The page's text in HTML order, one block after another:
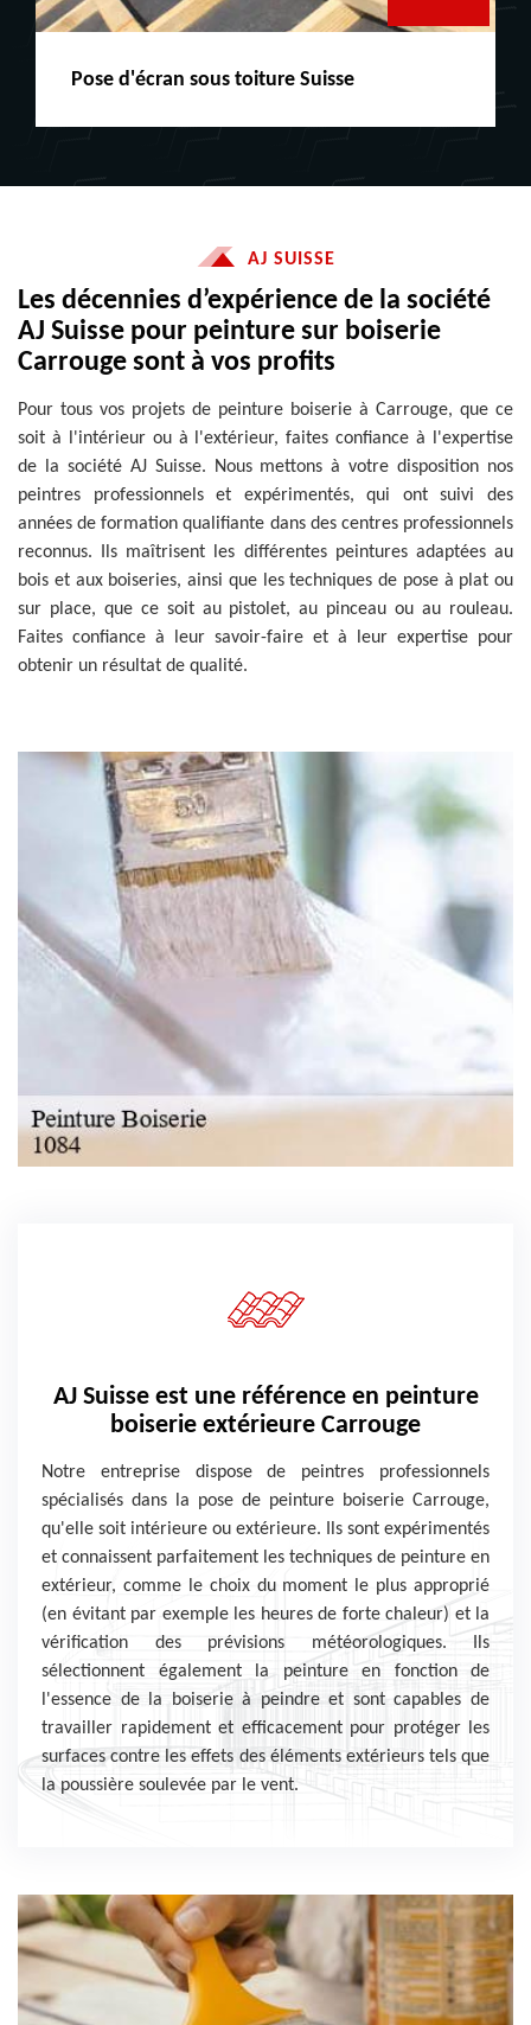
Peinture boiserie LE
AJ SUISSE
Les décennies d’expérience de la société
AJ Suisse pour peinture sur boiserie
Carrouge sont à vos profits
Pour tous vos projets de peinture boiserie à Carrouge, que ce
soit à l'intérieur ou à l'extérieur, faites confiance à l'expertise
de la société AJ Suisse. Nous mettons à votre disposition nos
peintres professionnels et expérimentés, qui ont suivi des
années de formation qualifiante dans des centres professionnels
reconnus. Ils maîtrisent les différentes peintures adaptées au
bois et aux boiseries, ainsi que les techniques de pose à plat ou
sur place, que ce soit au pistolet, au pinceau ou au rouleau.
Faites confiance à leur savoir-faire et à leur expertise pour
obtenir un résultat de qualité.
AJ Suisse est une référence en peinture
boiserie extérieure Carrouge
Notre entreprise dispose de peintres professionnels
spécialisés dans la pose de peinture boiserie Carrouge,
qu'elle soit intérieure ou extérieure. Ils sont expérimentés
et connaissent parfaitement les techniques de peinture en
extérieur, comme le choix du moment le plus approprié
(en évitant par exemple les heures de forte chaleur) et la
vérification des prévisions météorologiques. Ils
sélectionnent également la peinture en fonction de
l'essence de la boiserie à peindre et sont capables de
travailler rapidement et efficacement pour protéger les
surfaces contre les effets des éléments extérieurs tels que
la poussière soulevée par le vent.